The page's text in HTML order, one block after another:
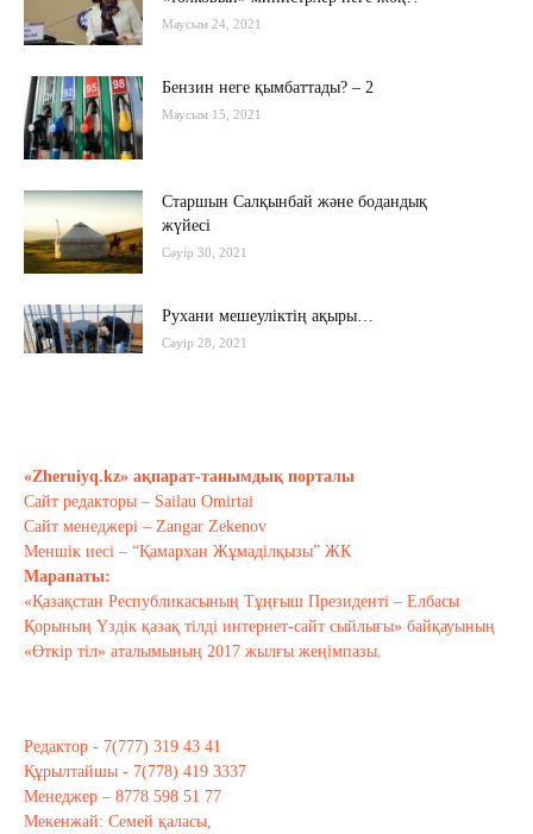
Маусым 24, 2021
Бензин неге қымбаттады? – 2
Маусым 15, 2021
Старшын Салқынбай және бодандық
жүйесі
Сәуір 30, 2021
Рухани мешеуліктің ақыры…
Сәуір 28, 2021
Сәуір 17, 2021
Тағы оқу
«Zheruiyq.kz» ақпарат-танымдық порталы
Сайт редакторы – Sailau Omirtai
Сайт менеджері – Zangar Zekenov
Меншік иесі – “Қамархан Жұмаділқызы” ЖК
Марапаты:
«Қазақстан Республикасының Тұңғыш Президенті – Елбасы
Қорының Үздік қазақ тілді интернет-сайт сыйлығы» байқауының
«Өткір тіл» аталымының 2017 жылғы жеңімпазы.
Редактор - 7(777) 319 43 41
Құрылтайшы - 7(778) 419 3337
Менеджер – 8778 598 51 77
Мекенжай: Семей қаласы,